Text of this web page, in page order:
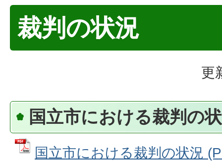
裁判の状況
更
国立市における裁判の
国立市における裁判の状況